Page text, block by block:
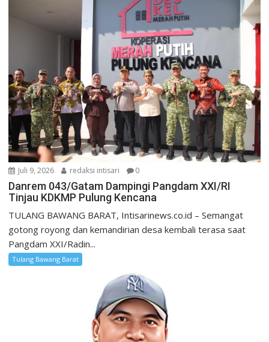
Juli 9, 2026 redaksi intisari 0
Danrem 043/Gatam Dampingi Pangdam XXI/RI
Tinjau KDKMP Pulung Kencana
TULANG BAWANG BARAT, Intisarinews.co.id – Semangat
gotong royong dan kemandirian desa kembali terasa saat
Pangdam XXI/Radin...
Tulang Bawang Barat